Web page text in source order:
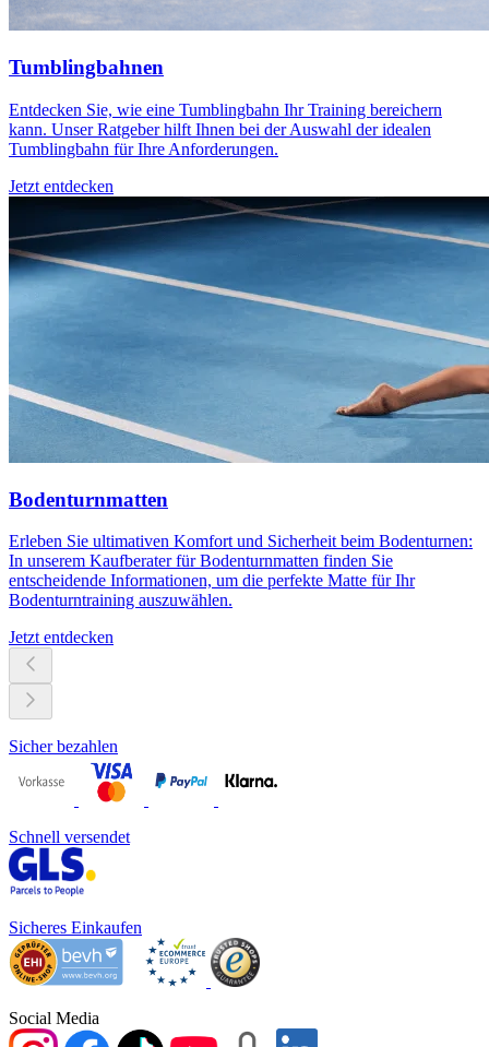
Tumblingbahnen
Entdecken Sie, wie eine Tumblingbahn Ihr Training bereichern
kann. Unser Ratgeber hilft Ihnen bei der Auswahl der idealen
Tumblingbahn für Ihre Anforderungen.
Jetzt entdecken
Bodenturnmatten
Erleben Sie ultimativen Komfort und Sicherheit beim Bodenturnen:
In unserem Kaufberater für Bodenturnmatten finden Sie
entscheidende Informationen, um die perfekte Matte für Ihr
Bodenturntraining auszuwählen.
Jetzt entdecken
Sicher bezahlen
Schnell versendet
Sicheres Einkaufen
Social Media